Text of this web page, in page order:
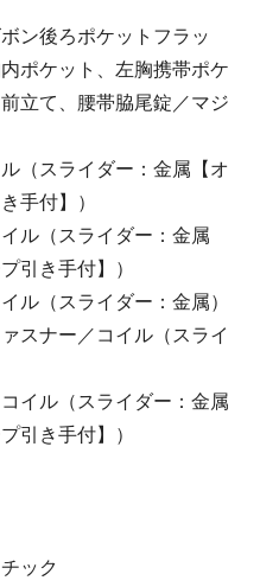
ン後ろポケットフラッ
ポケット、左胸携帯ポケ
立て、腰帯脇尾錠／マジ
（スライダー：金属【オ
手付】）
ル（スライダー：金属
引き手付】）
ル（スライダー：金属）
スナー／コイル（スライ
イル（スライダー：金属
引き手付】）
ック